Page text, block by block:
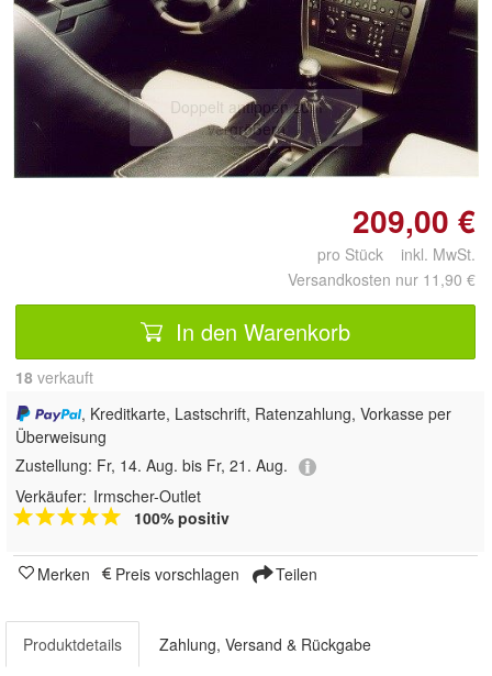
Doppelt antippen zum
vergrößern
209,00 €
pro Stück inkl. MwSt.
Versandkosten nur 11,90 €
In den Warenkorb
18 verkauft
, Kreditkarte, Lastschrift, Ratenzahlung, Vorkasse per
Überweisung
Zustellung: Fr, 14. Aug. bis Fr, 21. Aug.
Verkäufer: Irmscher-Outlet
100% positiv
Merken Preis vorschlagen Teilen
Produktdetails Zahlung, Versand & Rückgabe